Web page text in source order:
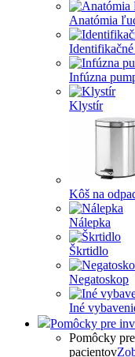
Anatómia
Identifikačné
Infúzna
Klystír
Kôš na
Nálepka
Škrtidlo
Negatoskop
Iné
Pomôcky pre
Pomôcky
pacientov